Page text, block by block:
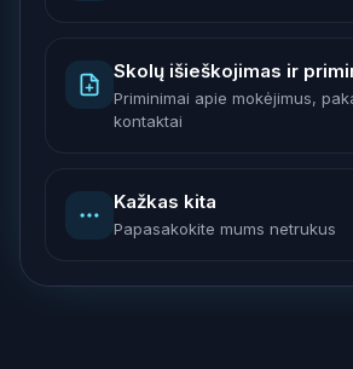
Skolų išieškojimas ir
Priminimai apie mokėjimus,
kontaktai
Kažkas kita
Papasakokite mums netrukus